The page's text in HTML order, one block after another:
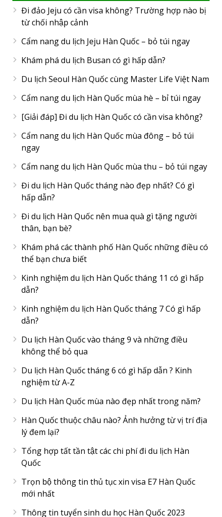
Đi đảo Jeju có cần visa không? Trường hợp nào bị
từ chối nhập cảnh
Cẩm nang du lịch Jeju Hàn Quốc – bỏ túi ngay
Khám phá du lịch Busan có gì hấp dẫn?
Du lịch Seoul Hàn Quốc cùng Master Life Việt Nam
Cẩm nang du lịch Hàn Quốc mùa hè – bỉ túi ngay
[Giải đáp] Đi du lịch Hàn Quốc có cần visa không?
Cẩm nang du lịch Hàn Quốc mùa đông – bỏ túi
ngay
Cẩm nang du lịch Hàn Quốc mùa thu – bỏ túi ngay
Đi du lịch Hàn Quốc tháng nào đẹp nhất? Có gì
hấp dẫn?
Đi du lịch Hàn Quốc nên mua quà gì tặng người
thân, bạn bè?
Khám phá các thành phố Hàn Quốc những điều có
thể bạn chưa biết
Kinh nghiệm du lịch Hàn Quốc tháng 11 có gì hấp
dẫn?
Kinh nghiệm du lịch Hàn Quốc tháng 7 Có gì hấp
dẫn?
Du lịch Hàn Quốc vào tháng 9 và những điều
không thể bỏ qua
Du lịch Hàn Quốc tháng 6 có gì hấp dẫn ? Kinh
nghiệm từ A-Z
Du lịch Hàn Quốc mùa nào đẹp nhất trong năm?
Hàn Quốc thuộc châu nào? Ảnh hưởng từ vị trí địa
lý đem lại?
Tổng hợp tất tần tật các chi phí đi du lịch Hàn
Quốc
Trọn bộ thông tin thủ tục xin visa E7 Hàn Quốc
mới nhất
Thông tin tuyển sinh du học Hàn Quốc 2023